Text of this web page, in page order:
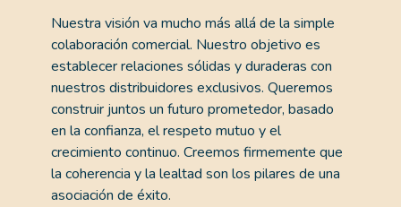
Nuestra visión va mucho más allá de la simple
colaboración comercial. Nuestro objetivo es
establecer relaciones sólidas y duraderas con
nuestros distribuidores exclusivos. Queremos
construir juntos un futuro prometedor, basado
en la confianza, el respeto mutuo y el
crecimiento continuo. Creemos firmemente que
la coherencia y la lealtad son los pilares de una
asociación de éxito.